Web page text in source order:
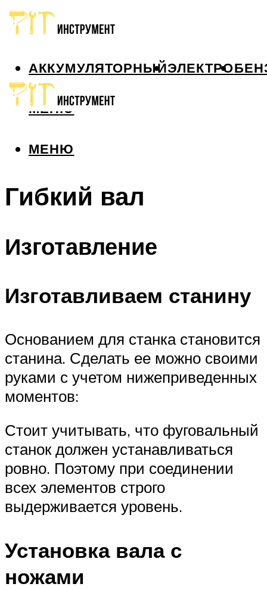
АККУМУЛЯТОРНЫЙЭЛЕКТРО
МЕНЮ
МЕНЮ
Гибкий вал
Изготавление
Изготавливаем станину
Основанием для станка становится
станина. Сделать ее можно своими
руками с учетом нижеприведенных
моментов:
Стоит учитывать, что фуговальный
станок должен устанавливаться
ровно. Поэтому при соединении
всех элементов строго
выдерживается уровень.
Установка вала с
ножами